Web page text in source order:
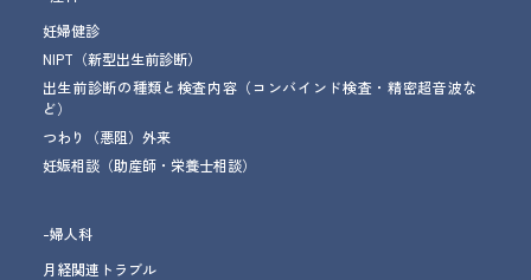
妊婦健診
NIPT（新型出生前診断）
出生前診断の種類と検査内容（コンバインド検査・精密超音波な
ど）
つわり（悪阻）外来
妊娠相談（助産師・栄養士相談）
-婦人科
月経関連トラブル